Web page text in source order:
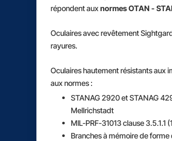
répondent auxnormes OTAN -
Oculaires avec revêtement
rayures.
Oculaires hautement résistants aux
aux normes :
STANAG 2920 et STANAG
Mellrichstadt
MIL-PRF-31013 clause
Branches à mémoire de